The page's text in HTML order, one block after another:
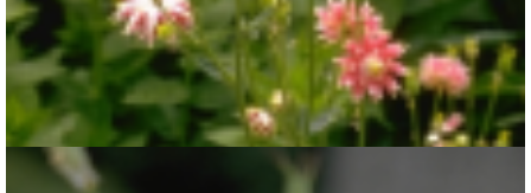
Akelei
Aquilegia 'Nora Barlow'